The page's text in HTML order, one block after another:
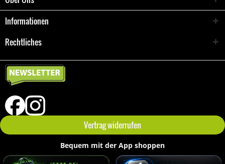
Informationen
Rechtliches
Vertrag widerrufen
Bequem mit der App shoppen